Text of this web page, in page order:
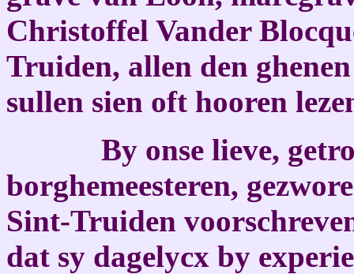
Christoffel Vander
Truiden, allen den
sullen sien oft hooren
By onse lieve,
borghemeesteren,
Sint-Truiden
dat sy dagelycx by